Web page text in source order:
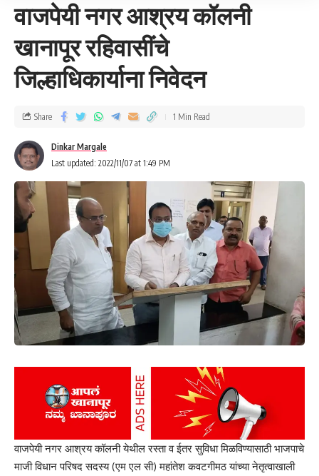
वाजपेयी नगर आश्रय कॉलनी
खानापूर रहिवासींचे
जिल्हाधिकार्याना निवेदन
Last updated: 2022/11/07 at 1:49 PM
Dinkar Margale
Share 1 Min Read
वाजपेयी नगर आश्रय कॉलनी येथील रस्ता व ईतर सुविधा मिळविण्यासाठी भाजपाचे
माजी विधान परिषद सदस्य (एम एल सी) महांतेश कवटगीमठ यांच्या नेतृत्वाखाली